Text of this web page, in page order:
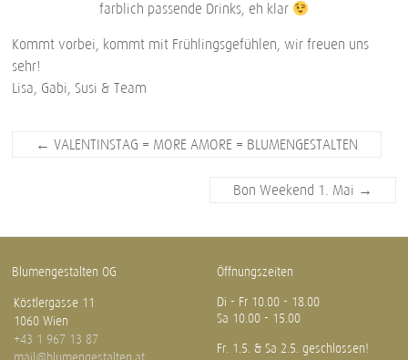
farblich passende Drinks, eh klar
Kommt vorbei, kommt mit Frühlingsgefühlen, wir freuen uns
sehr!
Lisa, Gabi, Susi & Team
← VALENTINSTAG = MORE AMORE = BLUMENGESTALTEN
Bon Weekend 1. Mai →
Blumengestalten OG
Köstlergasse 11
1060 Wien
+43 1 967 13 87
Öffnungszeiten
Di - Fr 10.00 - 18.00
Sa 10.00 - 15.00
Fr. 1.5. & Sa 2.5. geschlossen!